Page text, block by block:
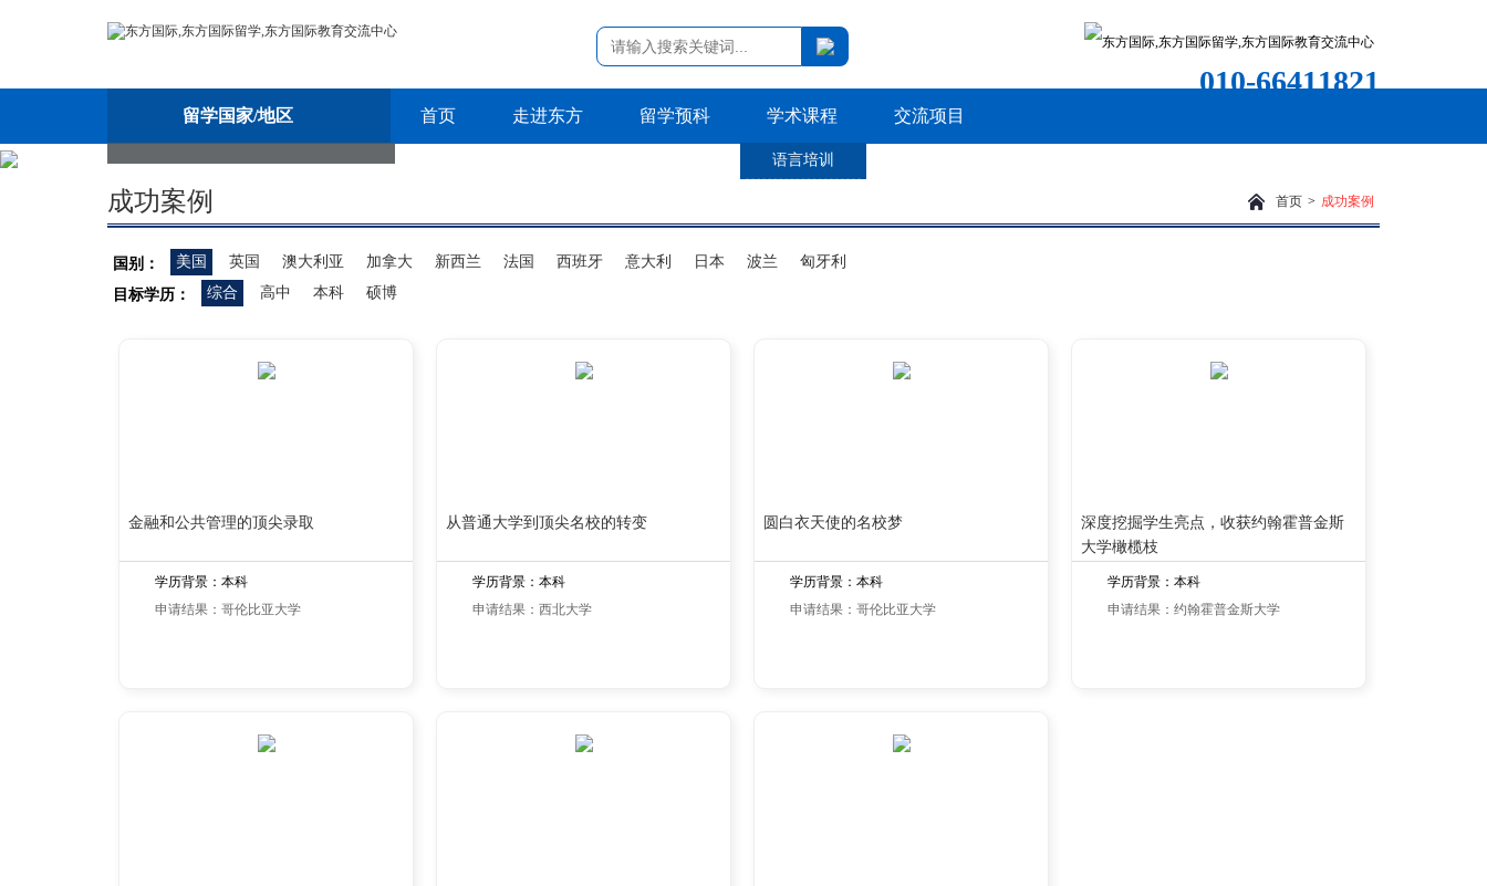
010-66411821
留学国家/地区 首页 走进东方 留学预科 学术课程
语言培训
交流项目
成功案例 首页 > 成功案例
国别： 美国 英国 澳大利亚 加拿大 新西兰 法国 西班牙 意大利 日本 波兰
匈牙利
目标学历：
综合 高中 本科 硕博
金融和公共管理的顶尖录取
学历背景：本科
申请结果：哥伦比亚大学
从普通大学到顶尖名校的转变
学历背景：本科
申请结果：西北大学
圆白衣天使的名校梦
学历背景：本科
申请结果：哥伦比亚大学
深度挖掘学生亮点，收获约翰霍普金斯
大学橄榄枝
学历背景：本科
申请结果：约翰霍普金斯大学